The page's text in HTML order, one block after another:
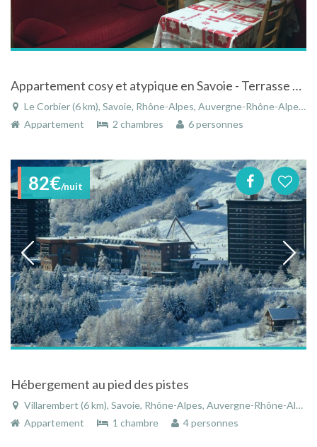
Appartement cosy et atypique en Savoie - Terrasse ski aux pieds !
Le Corbier (6 km), Savoie, Rhône-Alpes, Auvergne-Rhône-Alpes, France
Appartement
2 chambres 6 personnes
82€/nuit
Hébergement au pied des pistes
Villarembert (6 km), Savoie, Rhône-Alpes, Auvergne-Rhône-Alpes, France
Appartement
1 chambre 4 personnes